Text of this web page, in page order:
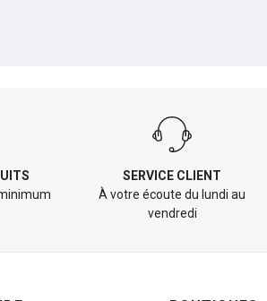
SERVICE CLIENT
À votre écoute du lundi au
vendredi